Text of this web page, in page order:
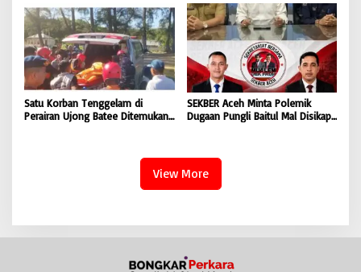
BONGKAR’Perkara.com
Penyebaran Hoaks | BONGKAR
‘Perkara.com
Satu Korban Tenggelam di
Perairan Ujong Batee Ditemukan,
SEKBER Aceh Minta Polemik
Dugaan Pungli Baitul Mal Disikapi
View More